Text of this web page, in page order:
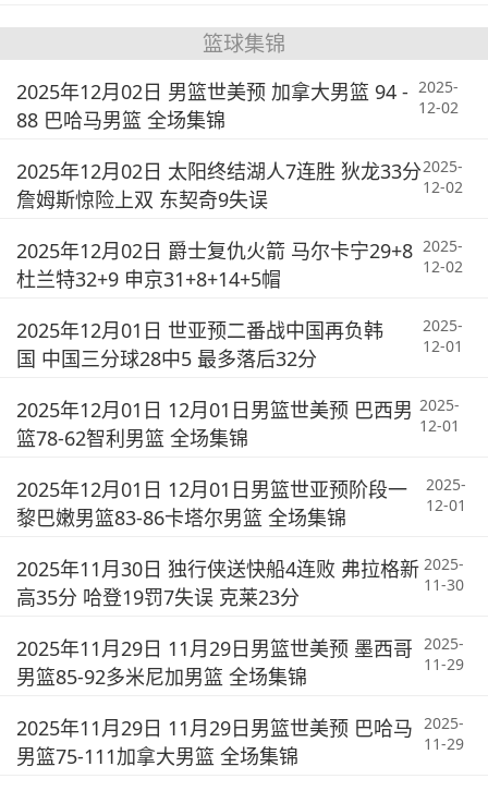
篮球集锦
2025年12月02日 男篮世美预 加拿大男篮 94 -
88 巴哈马男篮 全场集锦
2025-
12-02
2025年12月02日 太阳终结湖人7连胜 狄龙33分
詹姆斯惊险上双 东契奇9失误
2025-
12-02
2025年12月02日 爵士复仇火箭 马尔卡宁29+8
杜兰特32+9 申京31+8+14+5帽
2025-
12-02
2025年12月01日 世亚预二番战中国再负韩
国 中国三分球28中5 最多落后32分
2025-
12-01
2025年12月01日 12月01日男篮世美预 巴西男
篮78-62智利男篮 全场集锦
2025-
12-01
2025年12月01日 12月01日男篮世亚预阶段一
黎巴嫩男篮83-86卡塔尔男篮 全场集锦
2025-
12-01
2025年11月30日 独行侠送快船4连败 弗拉格新
高35分 哈登19罚7失误 克莱23分
2025-
11-30
2025年11月29日 11月29日男篮世美预 墨西哥
男篮85-92多米尼加男篮 全场集锦
2025-
11-29
2025年11月29日 11月29日男篮世美预 巴哈马
男篮75-111加拿大男篮 全场集锦
2025-
11-29